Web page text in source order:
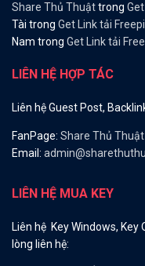
Share Thủ Thuậttrong
Tài trong Get Link tải
Nam trong Get Link tải
LIÊN HỆ HỢP TÁC
Liên hệ Guest Post,
FanPage: Share Thủ Thuật
Email:
LIÊN HỆ MUA KEY
Liên hệ Key Windows, Key
lòng liên hệ: